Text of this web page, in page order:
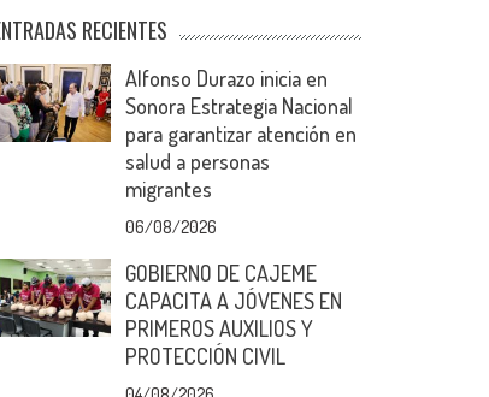
RECIENTES
Alfonso Durazo inicia en
Sonora Estrategia Nacional
para garantizar atención en
salud a personas
migrantes
06/08/2026
GOBIERNO DE CAJEME
CAPACITA A JÓVENES EN
PRIMEROS AUXILIOS Y
PROTECCIÓN CIVIL